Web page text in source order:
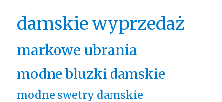
damskie wyprzedaż
markowe ubrania
modne bluzki damskie
modne swetry damskie